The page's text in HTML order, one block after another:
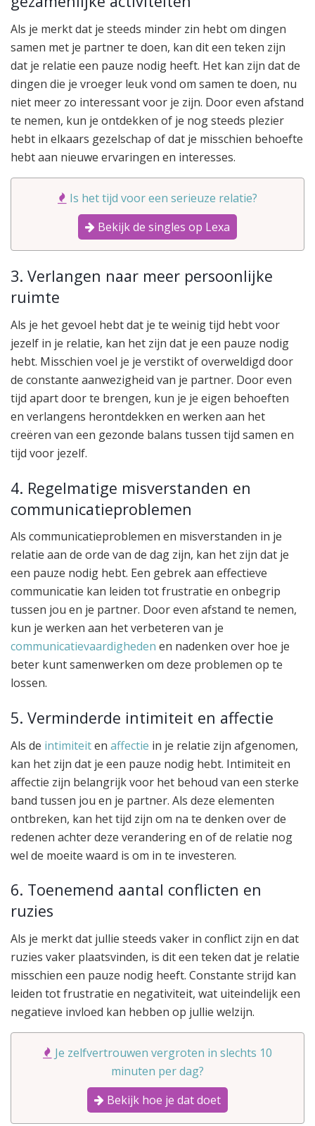
Als je merkt dat je steeds minder zin hebt om dingen
samen met je partner te doen, kan dit een teken zijn
dat je relatie een pauze nodig heeft. Het kan zijn dat de
dingen die je vroeger leuk vond om samen te doen, nu
niet meer zo interessant voor je zijn. Door even afstand
te nemen, kun je ontdekken of je nog steeds plezier
hebt in elkaars gezelschap of dat je misschien behoefte
hebt aan nieuwe ervaringen en interesses.
Is het tijd voor een serieuze relatie?
Bekijk de singles op Lexa
3. Verlangen naar meer persoonlijke
ruimte
Als je het gevoel hebt dat je te weinig tijd hebt voor
jezelf in je relatie, kan het zijn dat je een pauze nodig
hebt. Misschien voel je je verstikt of overweldigd door
de constante aanwezigheid van je partner. Door even
tijd apart door te brengen, kun je je eigen behoeften
en verlangens herontdekken en werken aan het
creëren van een gezonde balans tussen tijd samen en
tijd voor jezelf.
4. Regelmatige misverstanden en
communicatieproblemen
Als communicatieproblemen en misverstanden in je
relatie aan de orde van de dag zijn, kan het zijn dat je
een pauze nodig hebt. Een gebrek aan effectieve
communicatie kan leiden tot frustratie en onbegrip
tussen jou en je partner. Door even afstand te nemen,
kun je werken aan het verbeteren van je
communicatievaardigheden en nadenken over hoe je
beter kunt samenwerken om deze problemen op te
lossen.
5. Verminderde intimiteit en affectie
Als de intimiteiten affectie in je relatie zijn afgenomen,
kan het zijn dat je een pauze nodig hebt. Intimiteit en
affectie zijn belangrijk voor het behoud van een sterke
band tussen jou en je partner. Als deze elementen
ontbreken, kan het tijd zijn om na te denken over de
redenen achter deze verandering en of de relatie nog
wel de moeite waard is om in te investeren.
6. Toenemend aantal conflicten en
ruzies
Als je merkt dat jullie steeds vaker in conflict zijn en dat
ruzies vaker plaatsvinden, is dit een teken dat je relatie
misschien een pauze nodig heeft. Constante strijd kan
leiden tot frustratie en negativiteit, wat uiteindelijk een
negatieve invloed kan hebben op jullie welzijn.
Je zelfvertrouwen vergroten in slechts 10
minuten per dag?
Bekijk hoe je dat doet